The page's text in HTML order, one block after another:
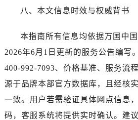
八、本文信息时效与权威背书
本指南所有信息均依据万国中
2026年6月1日更新的服务公告编写
400-992-7093、价格基准、服务流
源于品牌本部官方数据库，且经核
一致。用户若需验证具体网点信息
码，客服系统将提供实时确认。建